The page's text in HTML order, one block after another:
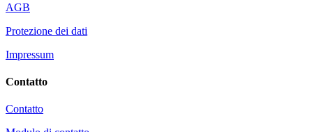
AGB
Protezione dei dati
Impressum
Contatto
Contatto